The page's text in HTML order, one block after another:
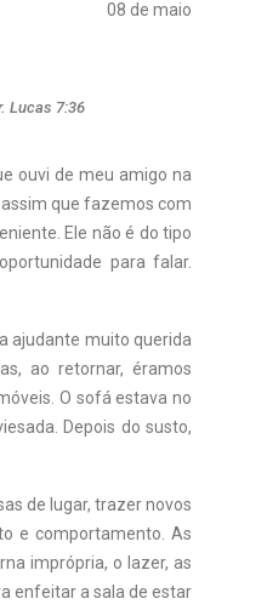
08 de maio
Lucas 7:36
ouvi de meu amigo na
que fazemos com
Ele não é do tipo
para falar.
ajudante muito querida
ao retornar, éramos
O sofá estava no
Depois do susto,
de lugar, trazer novos
e comportamento. As
imprópria, o lazer, as
enfeitar a sala de estar